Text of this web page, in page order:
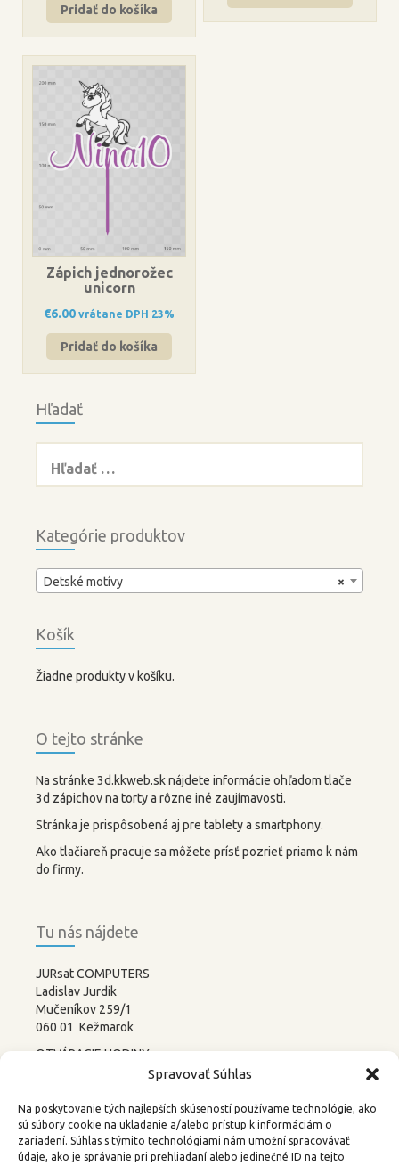
Spravovať Súhlas
Na poskytovanie tých najlepších skúseností používame technológie, ako
sú súbory cookie na ukladanie a/alebo prístup k informáciám o
zariadení. Súhlas s týmito technológiami nám umožní spracovávať
údaje, ako je správanie pri prehliadaní alebo jedinečné ID na tejto
Pridať do košíka
Zápich jednorožec
unicorn
€6.00 vrátane DPH 23%
Pridať do košíka
Hľadať
Kategórie produktov
×
Detské motívy
Košík
Žiadne produkty v košíku.
O tejto stránke
Na stránke 3d.kkweb.sk nájdete informácie ohľadom tlače
3d zápichov na torty a rôzne iné zaujímavosti.
Stránka je prispôsobená aj pre tablety a smartphony.
Ako tlačiareň pracuje sa môžete prísť pozrieť priamo k nám
do firmy.
Tu nás nájdete
JURsat COMPUTERS
Ladislav Jurdik
Mučeníkov 259/1
060 01 Kežmarok
OTVÁRACIE HODINY:
PONDELOK – PIATOK
SOBOTA – NEDEĽA
ZATVORENÉ
tel.: 052 4522367, 0905 219488